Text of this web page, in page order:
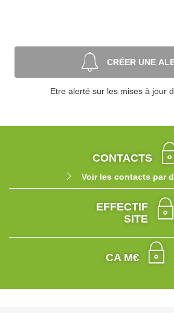
CRÉER UNE
Etre alerté sur les mises à jour
CONTACTS
Voir les contacts par
EFFECTIF
SITE
CA M€